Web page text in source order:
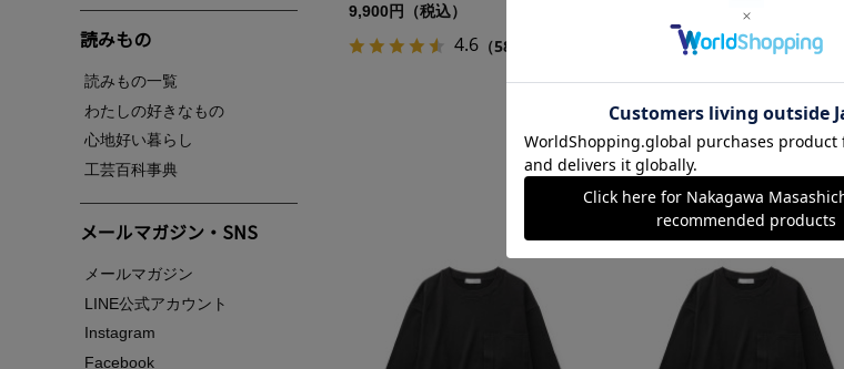
読みもの
読みもの一覧
わたしの好きなもの
心地好い暮らし
工芸百科事典
メールマガジン・SNS
メールマガジン
LINE公式アカウント
Instagram
Facebook
9,900円（税込）
4.6 （589）
154,000円（税込）
0.0（0）
あとで買う